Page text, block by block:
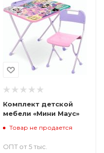
Комплект детской
мебели «Мини Маус»
Товар не продается
ОПТ от 5 тыс.